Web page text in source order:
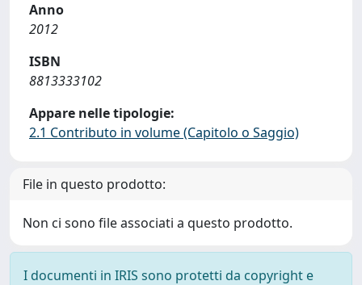
Anno
2012
ISBN
8813333102
Appare nelle tipologie:
2.1 Contributo in volume (Capitolo o Saggio)
File in questo prodotto:
Non ci sono file associati a questo prodotto.
I documenti in IRIS sono protetti da copyright e